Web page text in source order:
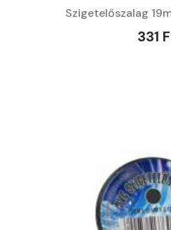
Szigetelőszalag
331